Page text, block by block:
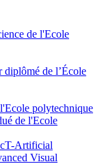
de l'Ecole
diplômé de l’École
polytechnique
de l'Ecole
Artificial
Visual